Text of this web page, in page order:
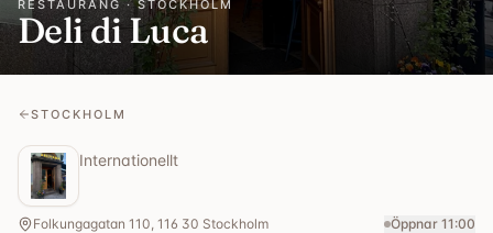
RESTAURANG · STOCKHOLM
Deli di Luca
STOCKHOLM
Internationellt
Folkungagatan 110, 116 30 Stockholm Öppnar 11:00